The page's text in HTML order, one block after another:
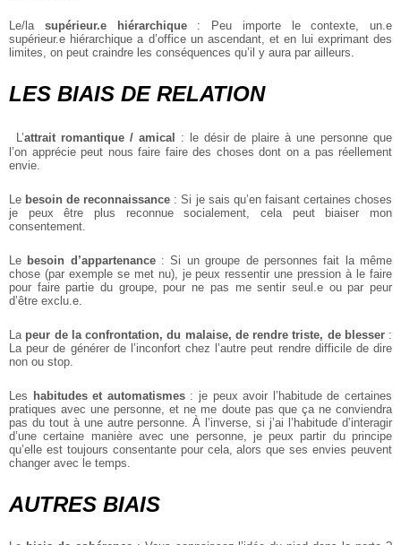
Le/la supérieur.e hiérarchique: Peu importe le contexte, un.e
supérieur.e hiérarchique a d’office un ascendant, et en lui exprimant des
limites, on peut craindre les conséquences qu’il y aura par ailleurs.
LES BIAIS DE RELATION
L’attrait romantique / amical
: le désir de plaire à une personne que
l’on apprécie peut nous faire faire des choses dont on a pas réellement
envie.
Le besoin de reconnaissance : Si je sais qu’en faisant certaines choses
je peux être plus reconnue socialement, cela peut biaiser mon
consentement.
Le besoin d’appartenance: Si un groupe de personnes fait la même
chose (par exemple se met nu), je peux ressentir une pression à le faire
pour faire partie du groupe, pour ne pas me sentir seul.e ou par peur
d’être exclu.e.
La peur de la confrontation, du malaise, de rendre triste, de blesser:
La peur de générer de l’inconfort chez l’autre peut rendre difficile de dire
non ou stop.
Les habitudes et automatismes: je peux avoir l’habitude de certaines
pratiques avec une personne, et ne me doute pas que ça ne conviendra
pas du tout à une autre personne. À l’inverse, si j’ai l’habitude d’interagir
d’une certaine manière avec une personne, je peux partir du principe
qu’elle est toujours consentante pour cela, alors que ses envies peuvent
changer avec le temps.
AUTRES BIAIS